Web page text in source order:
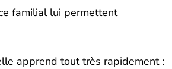
familial lui permettent
apprend tout très rapidement :